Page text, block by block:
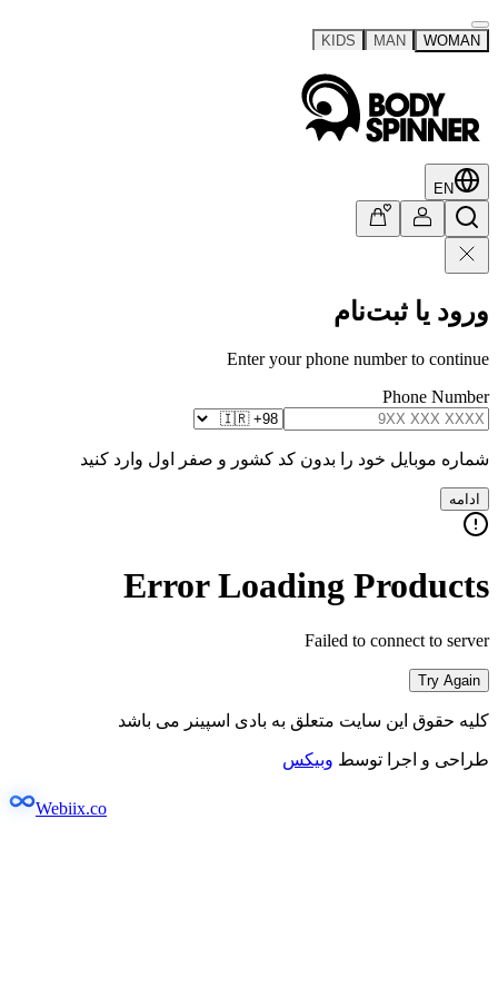
WOMAN
MAN
KIDS
EN
ورود یا ثبت‌نام
Enter your phone number to continue
Phone Number
شماره موبایل خود را بدون کد کشور و صفر اول وارد کنید
ادامه
Error Loading Products
Failed to connect to server
Try Again
کلیه حقوق این سایت متعلق به بادی اسپینر می باشد
طراحی و اجرا توسط وبیکس
Webiix.co